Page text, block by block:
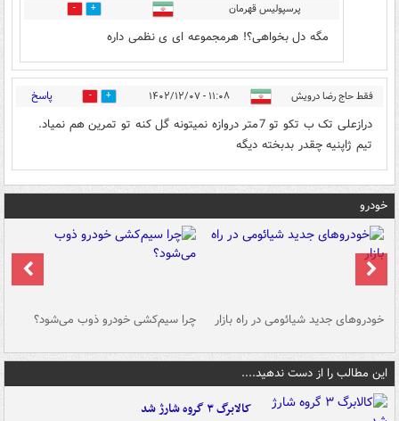
پرسپولیس قهرمان 4
مگه دل بخواهی؟! هرمجموعه ای ی نظمی داره
فقط حاج رضا درویش ۱۱:۰۸ - ۱۴۰۲/۱۲/۰۷ 3 پاسخ
درازعلی تک ب تکو تو 7متر دروازه نمیتونه گل کنه تو تمرین هم نمیاد.
تیم ژاپنیه چقدر بدبخته دیگه
خودرو
خودروهای جدید شیائومی در راه بازار چرا سیم‌کشی خودرو ذوب می‌شود؟
این مطالب را از دست ندهید....
کالابرگ ۳ گروه شارژ شد